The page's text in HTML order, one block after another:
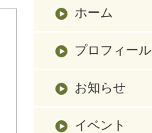
ホーム
プロフィール
お知らせ
イベント